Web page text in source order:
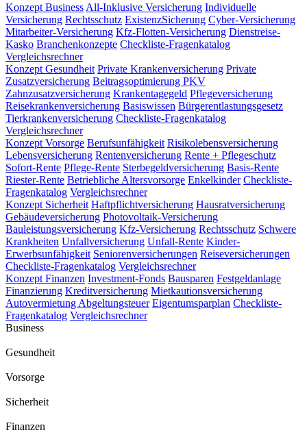
Konzept Business All-Inklusive Versicherung Individuelle
Versicherung Rechtsschutz ExistenzSicherung Cyber-Versicherung
Mitarbeiter-Versicherung Kfz-Flotten-Versicherung Dienstreise-
Kasko Branchenkonzepte Checkliste-Fragenkatalog
Vergleichsrechner
Konzept Gesundheit Private Krankenversicherung Private
Zusatzversicherung Beitragsoptimierung PKV
Zahnzusatzversicherung Krankentagegeld Pflegeversicherung
Reisekrankenversicherung Basiswissen Bürgerentlastungsgesetz
Tierkrankenversicherung Checkliste-Fragenkatalog
Vergleichsrechner
Konzept Vorsorge Berufsunfähigkeit Risikolebensversicherung
Lebensversicherung Rentenversicherung Rente + Pflegeschutz
Sofort-Rente Pflege-Rente Sterbegeldversicherung Basis-Rente
Riester-Rente Betriebliche Altersvorsorge Enkelkinder Checkliste-
Fragenkatalog Vergleichsrechner
Konzept Sicherheit Haftpflichtversicherung Hausratversicherung
Gebäudeversicherung Photovoltaik-Versicherung
Bauleistungsversicherung Kfz-Versicherung Rechtsschutz Schwere
Krankheiten Unfallversicherung Unfall-Rente Kinder-
Erwerbsunfähigkeit Seniorenversicherungen Reiseversicherungen
Checkliste-Fragenkatalog Vergleichsrechner
Konzept Finanzen Investment-Fonds Bausparen Festgeldanlage
Finanzierung Kreditversicherung Mietkautionsversicherung
Autovermietung Abgeltungsteuer Eigentumsparplan Checkliste-
Fragenkatalog Vergleichsrechner
Business
Gesundheit
Vorsorge
Sicherheit
Finanzen